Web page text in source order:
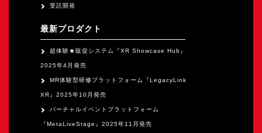
受託開発
最新プロダクト
超体験★販促システム『XR Showcase Hub』
2025年4月発売
MR体験型研修プラットフォーム『LegacyLink
XR』2025年10月発売
バーチャルイベントプラットフォーム
『MetaLiveStage』2025年11月発売